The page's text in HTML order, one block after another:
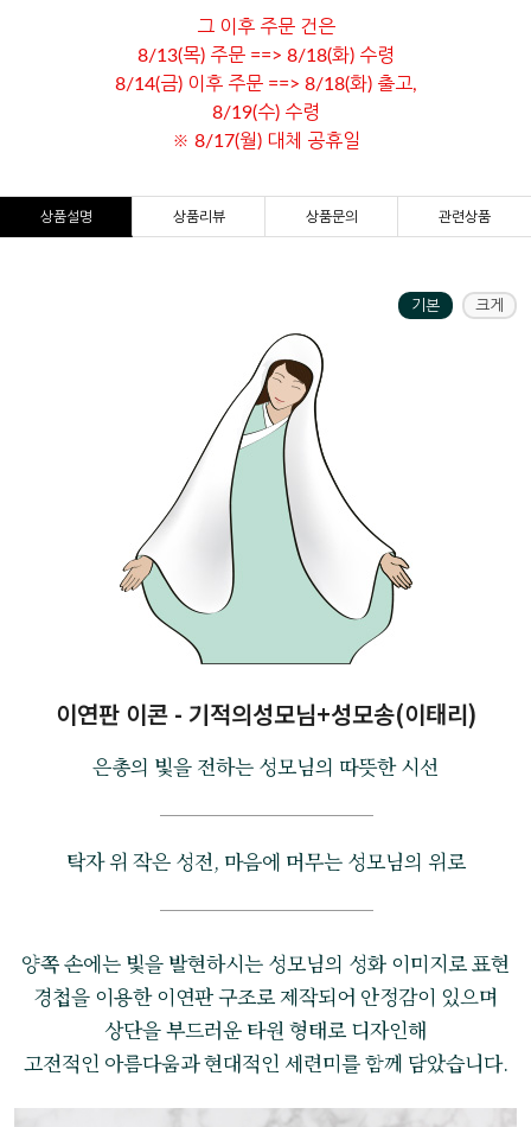
그 이후 주문 건은
8/13(목) 주문 ==> 8/18(화) 수령
8/14(금) 이후 주문 ==> 8/18(화) 출고,
8/19(수) 수령
※ 8/17(월) 대체 공휴일
상품설명 상품리뷰 상품문의 관련상품
기본 크게
이연판 이콘 - 기적의성모님+성모송(이태리)
은총의 빛을 전하는 성모님의 따뜻한 시선
탁자 위 작은 성전, 마음에 머무는 성모님의 위로
양쪽 손에는 빛을 발현하시는 성모님의 성화 이미지로 표현
경첩을 이용한 이연판 구조로 제작되어 안정감이 있으며
상단을 부드러운 타원 형태로 디자인해
고전적인 아름다움과 현대적인 세련미를 함께 담았습니다.